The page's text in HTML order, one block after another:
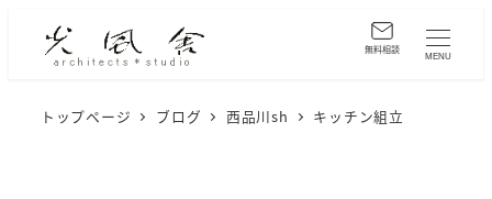
MENU
トップページ ブログ 西品川sh キッチン組立
無料相談